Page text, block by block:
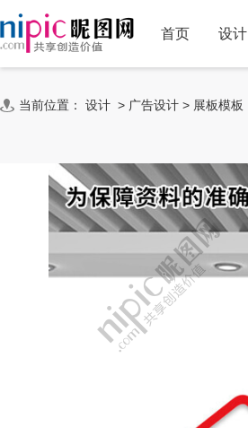
首页 设计
当前位置： 设计 > 广告设计 > 展板模板